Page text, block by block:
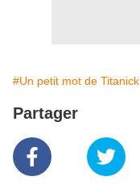
#Un petit mot de Titanick
Partager